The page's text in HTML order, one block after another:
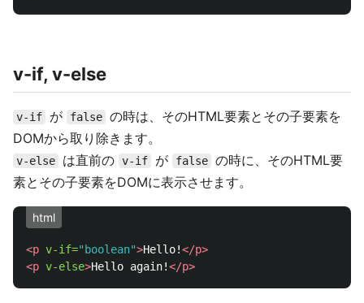
v-if, v-else
v-if が false の時は、そのHTML要素とその子要素を
DOMから取り除きます。
v-else は直前の v-if が false の時に、そのHTML要
素とその子要素をDOMに表示させます。
html
<p v-if="boolean">Hello!</p>
<p v-else>Hello again!</p>